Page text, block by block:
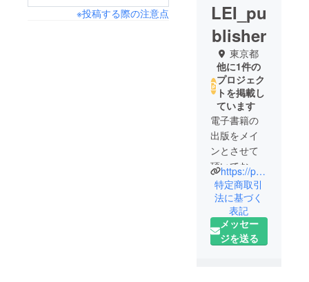
※投稿する際の注意点
LEI_pu
blisher
東京都
他に1件の
プロジェク
トを掲載し
ています
電子書籍の
出版をメイ
ンとさせて
頂いており
ます。LEI出
版と申しま
す。現在ま
でに自身の
書籍出版数
https://peraichi.com/landing_pages/view/tco23
特定商取引
法に基づく
表記
メッセー
ジを送る